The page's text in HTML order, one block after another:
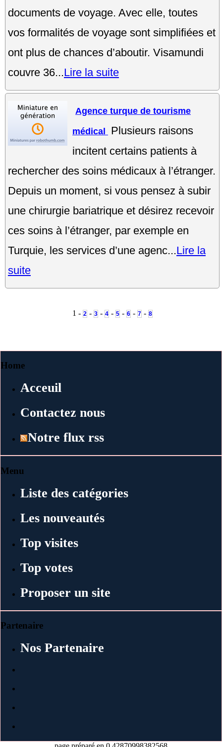
documents de voyage. Avec elle, toutes
vos formalités de voyage sont simplifiées et
ont plus de chances d’aboutir. Visamundi
couvre 36...Lire la suite
Agence turque de tourisme
médical
Plusieurs raisons
incitent certains patients à
rechercher des soins médicaux à l’étranger.
Depuis un moment, si vous pensez à subir
une chirurgie bariatrique et désirez recevoir
ces soins à l’étranger, par exemple en
Turquie, les services d’une agenc...Lire la
suite
1 - 2 - 3 - 4 - 5 - 6 - 7 - 8
Home
Acceuil
Contactez nous
Notre flux rss
Menu
Liste des catégories
Les nouveautés
Top visites
Top votes
Proposer un site
Partenaire
Nos Partenaire